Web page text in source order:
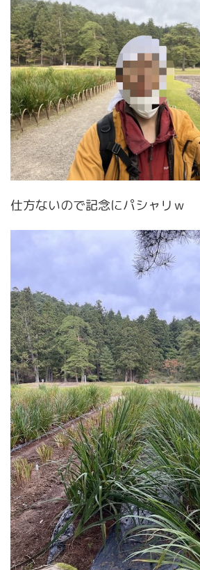
仕方ないので記念にパシャリｗ